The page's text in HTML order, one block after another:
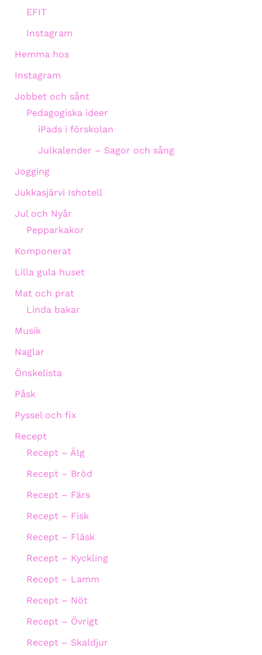
EFIT
Instagram
Hemma hos
Instagram
Jobbet och sånt
Pedagogiska ideer
iPads i förskolan
Julkalender – Sagor och sång
Jogging
Jukkasjärvi Ishotell
Jul och Nyår
Pepparkakor
Komponerat
Lilla gula huset
Mat och prat
Linda bakar
Musik
Naglar
Önskelista
Påsk
Pyssel och fix
Recept
Recept – Älg
Recept – Bröd
Recept – Färs
Recept – Fisk
Recept – Fläsk
Recept – Kyckling
Recept – Lamm
Recept – Nöt
Recept – Övrigt
Recept – Skaldjur